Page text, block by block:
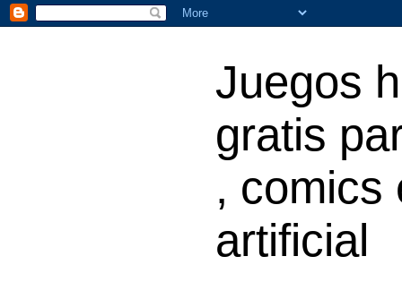
Juegos
gratis
, comics
artificial